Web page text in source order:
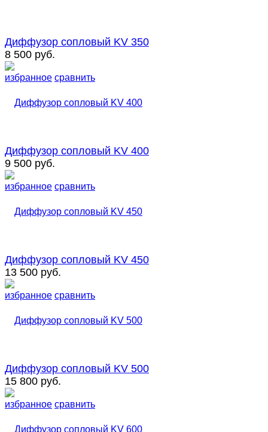
избранное сравнить
Диффузор сопловый KV 350
8 500 руб.
избранное сравнить
Диффузор сопловый KV 400
9 500 руб.
избранное сравнить
Диффузор сопловый KV 450
13 500 руб.
избранное сравнить
Диффузор сопловый KV 500
15 800 руб.